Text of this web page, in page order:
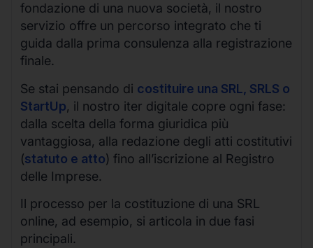
fondazione di una nuova società, il nostro
servizio offre un percorso integrato che ti
guida dalla prima consulenza alla registrazione
finale.
Se stai pensando di costituire una SRL, SRLS o
StartUp, il nostro iter digitale copre ogni fase:
dalla scelta della forma giuridica più
vantaggiosa, alla redazione degli atti costitutivi
(statuto e atto) fino all’iscrizione al Registro
delle Imprese.
Il processo per la costituzione di una SRL
online, ad esempio, si articola in due fasi
principali.